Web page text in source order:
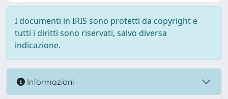
I documenti in IRIS sono protetti da copyright e
tutti i diritti sono riservati, salvo diversa
indicazione.
Informazioni